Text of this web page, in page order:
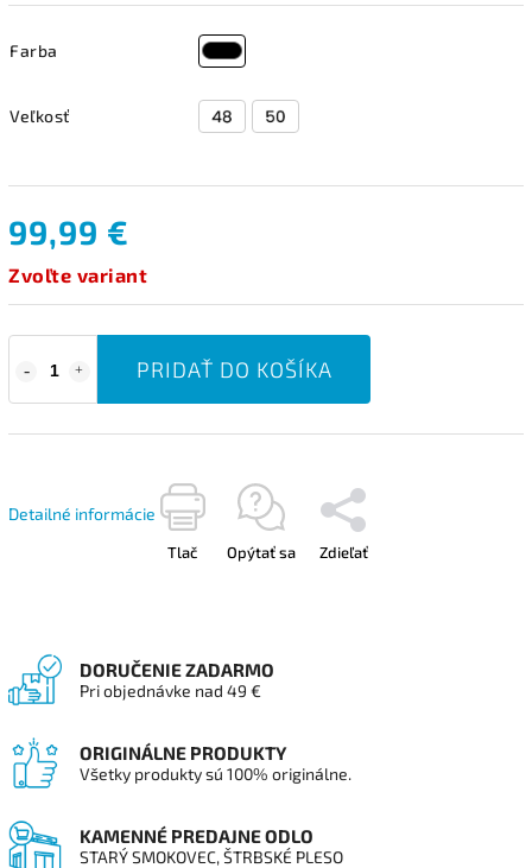
Farba
Veľkosť
99,99 €
Zvoľte variant
PRIDAŤ DO KOŠÍKA
Detailné informácie
Tlač Opýtať sa Zdieľať
DORUČENIE ZADARMO
Pri objednávke nad 49 €
ORIGINÁLNE PRODUKTY
Všetky produkty sú 100% originálne.
KAMENNÉ PREDAJNE ODLO
STARÝ SMOKOVEC, ŠTRBSKÉ PLESO